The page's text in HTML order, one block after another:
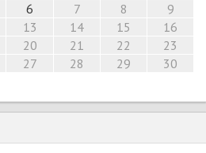
6 7 8
9
13 14 15
16
20 21 22
23
27 28 29
30